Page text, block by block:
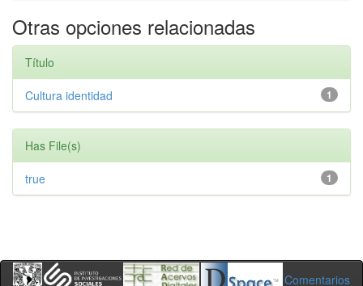
Otras opciones relacionadas
Título
1
Cultura identidad
Has File(s)
1
true
Comentarios